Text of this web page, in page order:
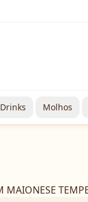
Drinks Molhos